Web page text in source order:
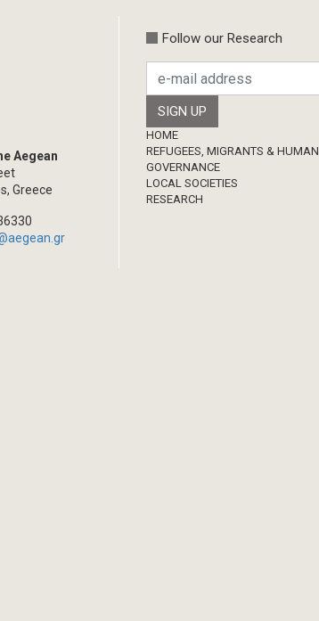
Aegean
Greece
Follow our Research
Footer
HOME
REFUGEES, MIGRANTS &
GOVERNANCE
LOCAL SOCIETIES
RESEARCH